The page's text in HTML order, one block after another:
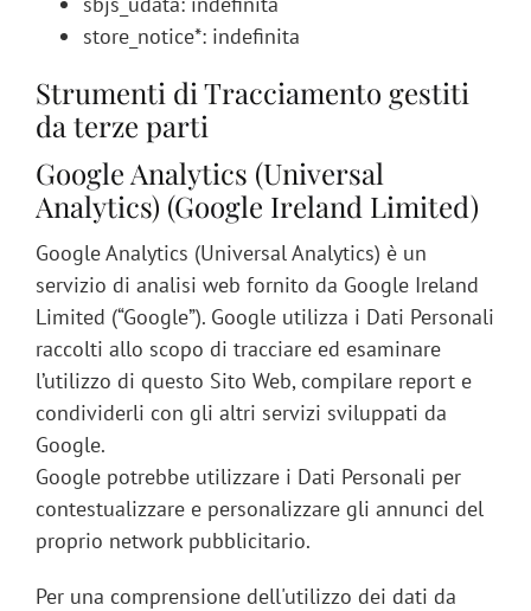
store_notice*: indefinita
Strumenti di Tracciamento gestiti
da terze parti
Google Analytics (Universal
Analytics) (Google Ireland Limited)
Google Analytics (Universal Analytics) è un
servizio di analisi web fornito da Google Ireland
Limited (“Google”). Google utilizza i Dati Personali
raccolti allo scopo di tracciare ed esaminare
l’utilizzo di questo Sito Web, compilare report e
condividerli con gli altri servizi sviluppati da
Google.
Google potrebbe utilizzare i Dati Personali per
contestualizzare e personalizzare gli annunci del
proprio network pubblicitario.
Per una comprensione dell'utilizzo dei dati da